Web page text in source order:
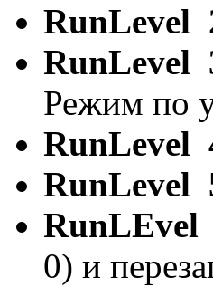
RunLevel
RunLevel
Режим по
RunLevel
RunLevel
RunLEvel
0) и